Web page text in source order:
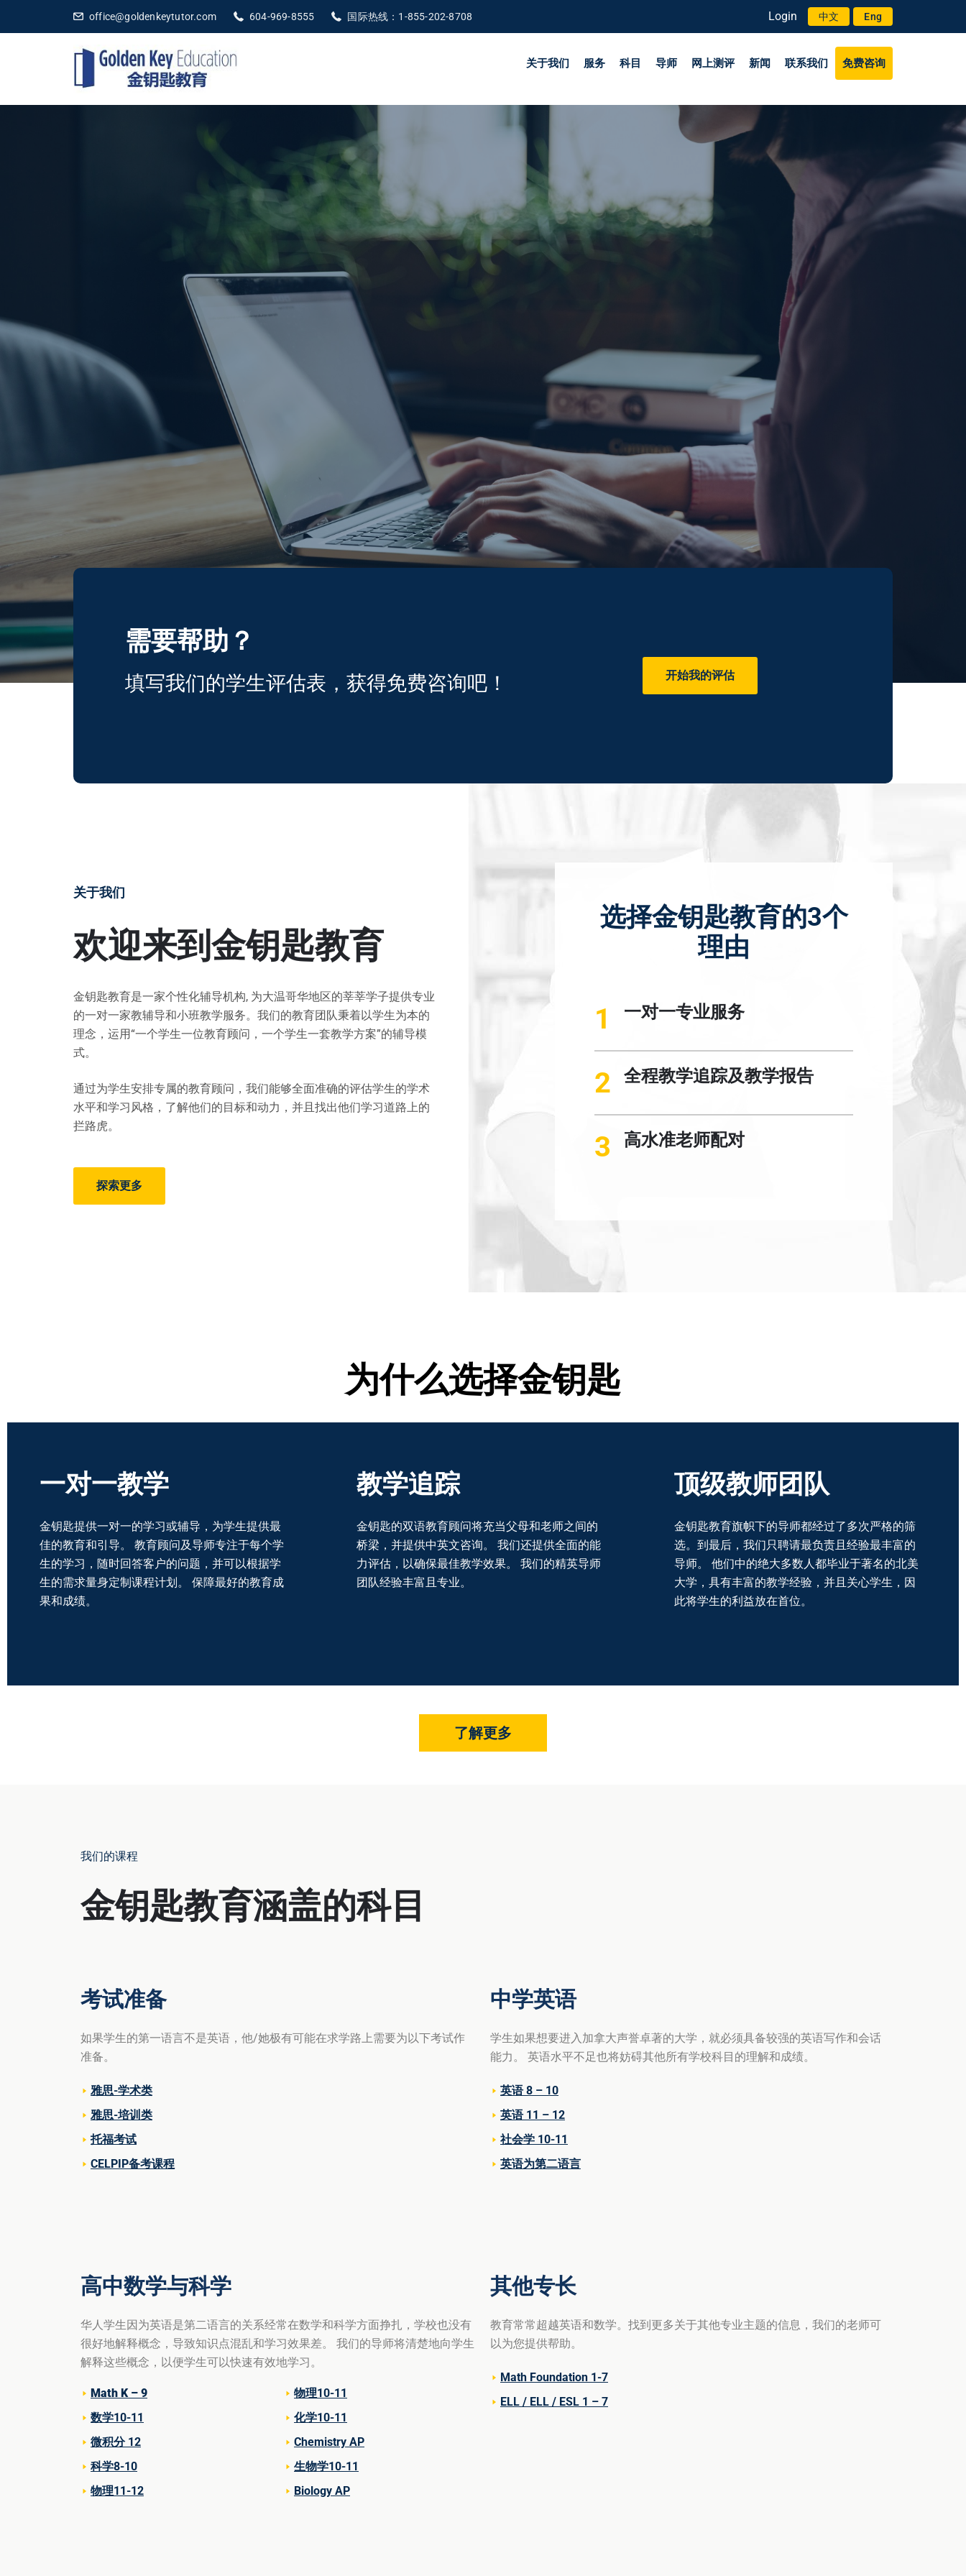
office@goldenkeytutor.com 604-969-8555 国际热线：1-855-202-8708 Login 中文 Eng
关于我们 服务 科目 导师 网上测评 新闻 联系我们 免费咨询
需要帮助？
填写我们的学生评估表，获得免费咨询吧！ 开始我的评估
欢迎来到金钥匙教育
关于我们
金钥匙教育是一家个性化辅导机构, 为大温哥华地区的莘莘学子提供专业
的一对一家教辅导和小班教学服务。我们的教育团队秉着以学生为本的
理念，运用“一个学生一位教育顾问，一个学生一套教学方案”的辅导模
式。
通过为学生安排专属的教育顾问，我们能够全面准确的评估学生的学术
水平和学习风格，了解他们的目标和动力，并且找出他们学习道路上的
拦路虎。
探索更多
选择金钥匙教育的3个
理由
一对一专业服务
全程教学追踪及教学报告
高水准老师配对
为什么选择金钥匙
一对一教学
金钥匙提供一对一的学习或辅导，为学生提供最
佳的教育和引导。
教育顾问及导师专注于每个学
生的学习，随时回答客户的问题，并可以根据学
生的需求量身定制课程计划。
保障最好的教育成
果和成绩。
教学追踪
金钥匙的双语教育顾问将充当父母和老师之间的
桥梁，并提供中英文咨询。
我们还提供全面的能
力评估，以确保最佳教学效果。
我们的精英导师
团队经验丰富且专业。
顶级教师团队
金钥匙教育旗帜下的导师都经过了多次严格的筛
选。 到最后， 我们只聘请最负责且经验最丰富的
导师。
他们中的绝大多数人都毕业于著名的北美
大学，具有丰富的教学经验，并且关心学生，因
此将学生的利益放在首位。
了解更多
金钥匙教育涵盖的科目
我们的课程
考试准备
如果学生的第一语言不是英语，他/她极有可能在求学路上需要为以下考试作
准备。
雅思-学术类
雅思-培训类
托福考试
CELPIP备考课程
中学英语
学生如果想要进入加拿大声誉卓著的大学，就必须具备较强的英语写作和会话
能力。
英语水平不足也将妨碍其他所有学校科目的理解和成绩。
英语 8 – 10
英语 11 – 12
社会学 10-11
英语为第二语言
高中数学与科学
华人学生因为英语是第二语言的关系经常在数学和科学方面挣扎，学校也没有
很好地解释概念，导致知识点混乱和学习效果差。
我们的导师将清楚地向学生
解释这些概念，以便学生可以快速有效地学习。
Math K – 9
数学10-11
微积分 12
科学8-10
物理11-12
物理10-11
化学10-11
Chemistry AP
生物学10-11
Biology AP
其他专长
教育常常超越英语和数学。找到更多关于其他专业主题的信息，我们的老师可
以为您提供帮助。
Math Foundation 1-7
ELL / ELL / ESL 1 – 7